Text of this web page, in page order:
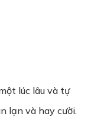
lúc lâu và tự
lạn và hay cười.